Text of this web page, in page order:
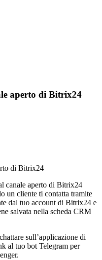
aperto di Bitrix24
canale aperto di Bitrix24
un cliente ti contatta tramite
dal tuo account di Bitrix24 e
salvata nella scheda CRM
sull’applicazione di
al tuo bot Telegram per